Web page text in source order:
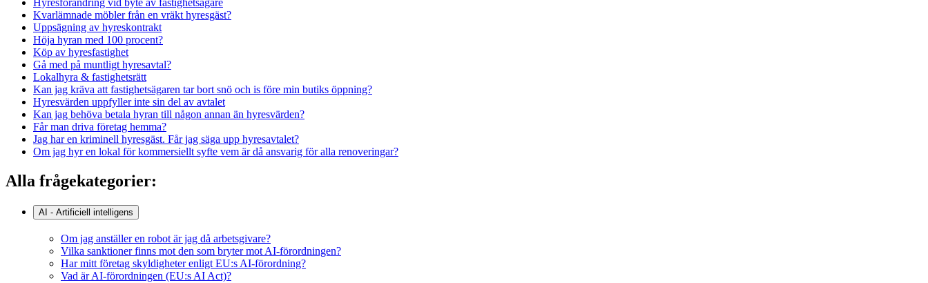
Kvarlämnade möbler från en vräkt hyresgäst?
Uppsägning av hyreskontrakt
Höja hyran med 100 procent?
Köp av hyresfastighet
Gå med på muntligt hyresavtal?
Lokalhyra & fastighetsrätt
Kan jag kräva att fastighetsägaren tar bort snö och is före min butiks öppning?
Hyresvärden uppfyller inte sin del av avtalet
Kan jag behöva betala hyran till någon annan än hyresvärden?
Får man driva företag hemma?
Jag har en kriminell hyresgäst. Får jag säga upp hyresavtalet?
Om jag hyr en lokal för kommersiellt syfte vem är då ansvarig för alla renoveringar?
Alla frågekategorier:
AI - Artificiell intelligens
Om jag anställer en robot är jag då arbetsgivare?
Vilka sanktioner finns mot den som bryter mot AI-förordningen?
Har mitt företag skyldigheter enligt EU:s AI-förordning?
Vad är AI-förordningen (EU:s AI Act)?